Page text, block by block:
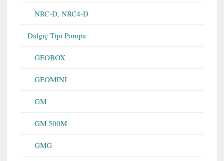
NRC-D, NRC4-D
Dalgıç Tipi Pompa
GEOBOX
GEOMINI
GM
GM 500M
GMG